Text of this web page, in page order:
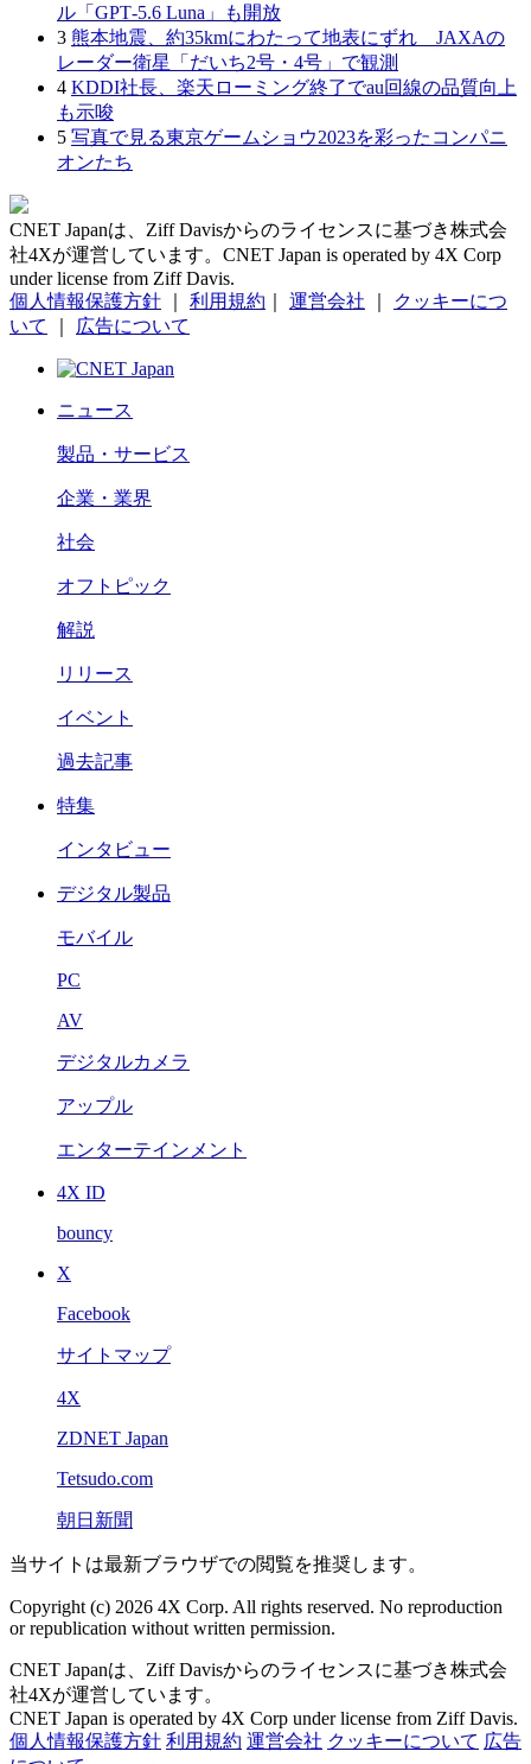
ル「GPT‑5.6 Luna」も開放
3 熊本地震、約35kmにわたって地表にずれ JAXAの
レーダー衛星「だいち2号・4号」で観測
4 KDDI社長、楽天ローミング終了でau回線の品質向上
も示唆
5 写真で見る東京ゲームショウ2023を彩ったコンパニ
オンたち
CNET Japanは、Ziff Davisからのライセンスに基づき株式会
社4Xが運営しています。CNET Japan is operated by 4X Corp
under license from Ziff Davis.
個人情報保護方針
利用規約 運営会社
クッキーにつ
いて
広告について
ニュース
製品・サービス
企業・業界
社会
オフトピック
解説
リリース
イベント
過去記事
特集
インタビュー
デジタル製品
モバイル
PC
AV
デジタルカメラ
アップル
エンターテインメント
4X ID
bouncy
X
Facebook
サイトマップ
4X
ZDNET Japan
Tetsudo.com
朝日新聞
当サイトは最新ブラウザでの閲覧を推奨します。
Copyright (c) 2026 4X Corp. All rights reserved. No reproduction
or republication without written permission.
CNET Japanは、Ziff Davisからのライセンスに基づき株式会
社4Xが運営しています。
CNET Japan is operated by 4X Corp under license from Ziff Davis.
個人情報保護方針 利用規約 運営会社 クッキーについて 広告